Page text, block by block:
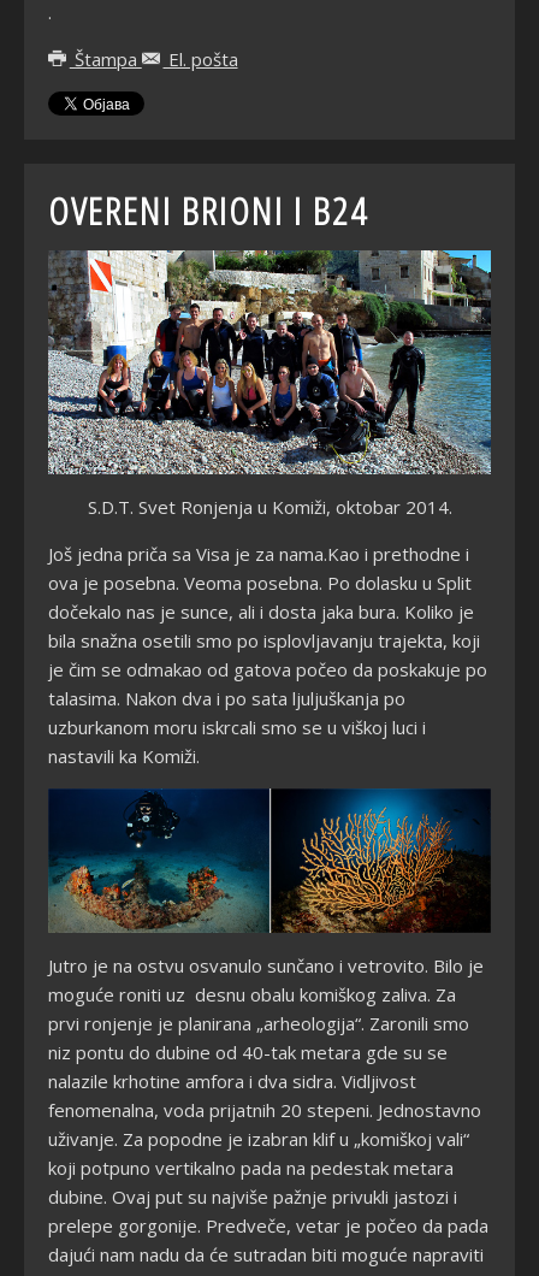
.
Štampa
El. pošta
OVERENI BRIONI I B24
S.D.T. Svet Ronjenja u Komiži, oktobar 2014.
Još jedna priča sa Visa je za nama.Kao i prethodne i
ova je posebna. Veoma posebna. Po dolasku u Split
dočekalo nas je sunce, ali i dosta jaka bura. Koliko je
bila snažna osetili smo po isplovljavanju trajekta, koji
je čim se odmakao od gatova počeo da poskakuje po
talasima. Nakon dva i po sata ljuljuškanja po
uzburkanom moru iskrcali smo se u viškoj luci i
nastavili ka Komiži.
Jutro je na ostvu osvanulo sunčano i vetrovito. Bilo je
moguće roniti uz desnu obalu komiškog zaliva. Za
prvi ronjenje je planirana „arheologija“. Zaronili smo
niz pontu do dubine od 40-tak metara gde su se
nalazile krhotine amfora i dva sidra. Vidljivost
fenomenalna, voda prijatnih 20 stepeni. Jednostavno
uživanje. Za popodne je izabran klif u „komiškoj vali“
koji potpuno vertikalno pada na pedestak metara
dubine. Ovaj put su najviše pažnje privukli jastozi i
prelepe gorgonije. Predveče, vetar je počeo da pada
dajući nam nadu da će sutradan biti moguće napraviti